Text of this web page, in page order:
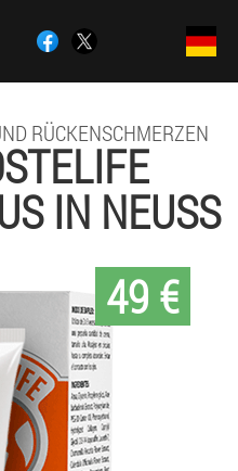
RÜCKENSCHMERZEN
IN NEUSS
49 €